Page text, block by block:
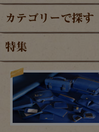
カテゴリーで探す
特集